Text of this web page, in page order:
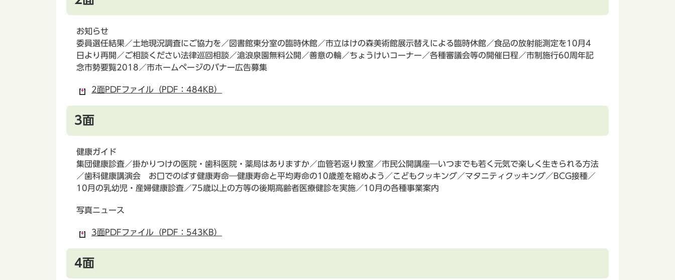
お知らせ
委員選任結果／土地現況調査にご協力を／図書館東分室の臨時休館／市立はけの森美術館展示替えによる臨時休館／食品の放射能測定を10月4
日より再開／ご相談ください法律巡回相談／滄浪泉園無料公開／善意の輪／ちょうけいコーナー／各種審議会等の開催日程／市制施行60周年記
念市勢要覧2018／市ホームページのバナー広告募集
2面PDFファイル（PDF：484KB）
3面
健康ガイド
集団健康診査／掛かりつけの医院・歯科医院・薬局はありますか／血管若返り教室／市民公開講座―いつまでも若く元気で楽しく生きられる方法
／歯科健康講演会 お口でのばす健康寿命―健康寿命と平均寿命の10歳差を縮めよう／こどもクッキング／マタニティクッキング／BCG接種／
10月の乳幼児・産婦健康診査／75歳以上の方等の後期高齢者医療健診を実施／10月の各種事業案内
写真ニュース
3面PDFファイル（PDF：543KB）
4面